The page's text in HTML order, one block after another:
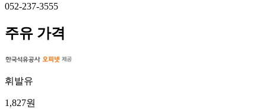
052-237-3555
주유 가격
휘발유
1,827원